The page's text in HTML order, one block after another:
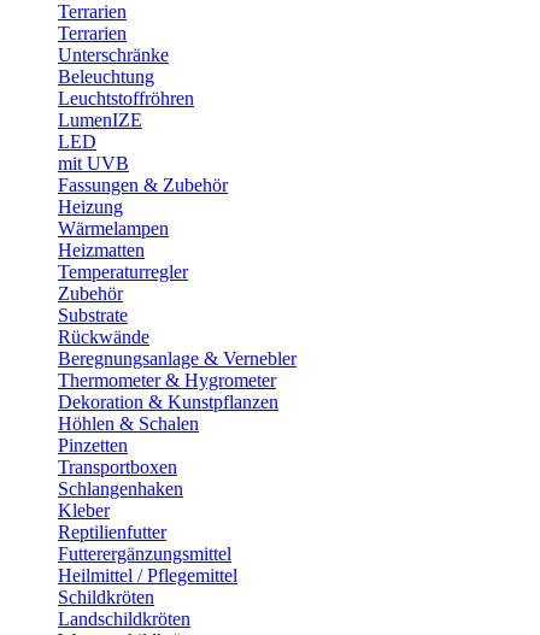
Terrarien
Terrarien
Unterschränke
Beleuchtung
Leuchtstoffröhren
LumenIZE
LED
mit UVB
Fassungen & Zubehör
Heizung
Wärmelampen
Heizmatten
Temperaturregler
Zubehör
Substrate
Rückwände
Beregnungsanlage & Vernebler
Thermometer & Hygrometer
Dekoration & Kunstpflanzen
Höhlen & Schalen
Pinzetten
Transportboxen
Schlangenhaken
Kleber
Reptilienfutter
Futterergänzungsmittel
Heilmittel / Pflegemittel
Schildkröten
Landschildkröten